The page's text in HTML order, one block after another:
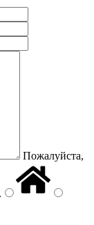
Пожалуйста,
.